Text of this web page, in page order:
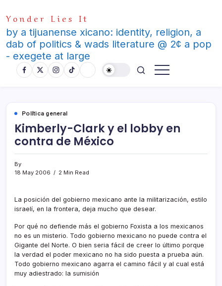
to
content
Yonder Lies It
by a tijuanense xicano: identity, religion, a
dab of politics & wads literature @ 2¢ a pop
- exegete at large
Polí­tica general
Kimberly-Clark y el lobby en
contra de México
By
18 May 2006
2 Min Read
La posición del gobierno mexicano ante la militarización, estilo
israelí­, en la frontera, deja mucho que desear.
Por qué no defiende más el gobierno Foxista a los mexicanos
no es un misterio. Todo gobierno mexicano no puede contra el
Gigante del Norte. O bien seria fácil de creer lo último porque
la verdad el poder mexicano no ha sido puesta a prueba aún.
Todo gobierno mexicano agarra el camino fácil y al cual está
muy adiestrado: la sumisión